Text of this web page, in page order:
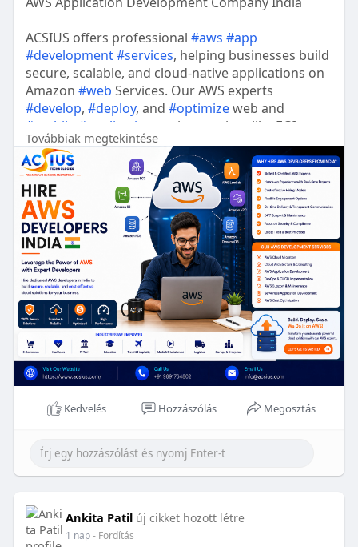
ACSIUS offers professional #aws #app
#development#services, helping businesses build
secure, scalable, and cloud-native applications on
Amazon #web Services. Our AWS experts
#develop, #deploy, and #optimizeweb and
#mobile
#applications
using services like EC2,
Lambda, S3, RDS, and API#gatewayto ensure
high performance and reliability. From cloud
migration to serverless architecture and ongoing
support, we deliver cost-effective AWS#solutions
that accelerate innovation and business growth.
Visit:-https://www.acsius.com/hire-aws-
developers/
Továbbiak megtekintése
Kedvelés Hozzászólás Megosztás
Ankita Patil új cikket hozott létre
1 nap- Fordítás